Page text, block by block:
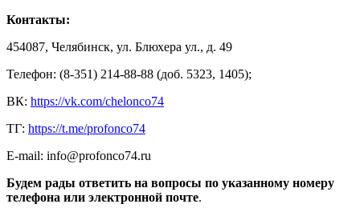
Контакты:
454087, Челябинск, ул. Блюхера ул., д. 49
Телефон: (8-351) 214-88-88 (доб. 5323, 1405);
ВК: https://vk.com/chelonco74
ТГ: https://t.me/profonco74
Е-mail: info@profonco74.ru
Будем рады ответить на вопросы по указанному номеру
телефона или электронной почте.